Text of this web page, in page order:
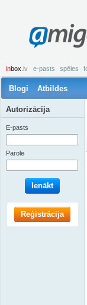
inbox .lv e-pasts spēles
Blogi Atbildes
Autorizācija
E-pasts
Parole
Ienākt
Reģistrācija